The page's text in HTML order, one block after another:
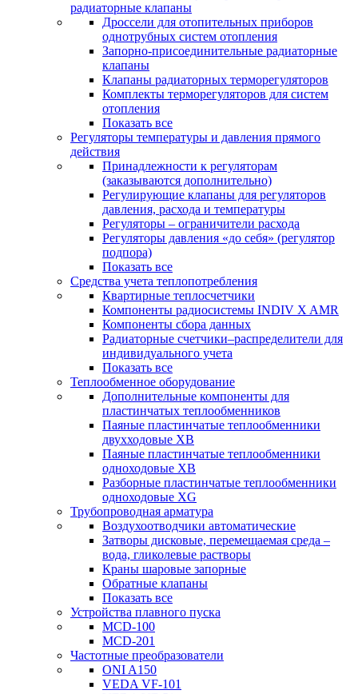
радиаторные клапаны
Дроссели для отопительных приборов
однотрубных систем отопления
Запорно-присоединительные радиаторные
клапаны
Клапаны радиаторных терморегуляторов
Комплекты терморегуляторов для систем
отопления
Показать все
Регуляторы температуры и давления прямого
действия
Принадлежности к регуляторам
(заказываются дополнительно)
Регулирующие клапаны для регуляторов
давления, расхода и температуры
Регуляторы – ограничители расхода
Регуляторы давления «до себя» (регулятор
подпора)
Показать все
Средства учета теплопотребления
Квартирные теплосчетчики
Компоненты радиосистемы INDIV X AMR
Компоненты сбора данных
Радиаторные счетчики–распределители для
индивидуального учета
Показать все
Теплообменное оборудование
Дополнительные компоненты для
пластинчатых теплообменников
Паяные пластинчатые теплообменники
двухходовые XB
Паяные пластинчатые теплообменники
одноходовые ХВ
Разборные пластинчатые теплообменники
одноходовые ХG
Трубопроводная арматура
Воздухоотводчики автоматические
Затворы дисковые, перемещаемая среда –
вода, гликолевые растворы
Краны шаровые запорные
Обратные клапаны
Показать все
Устройства плавного пуска
MCD-100
MCD-201
Частотные преобразователи
ONI A150
VEDA VF-101